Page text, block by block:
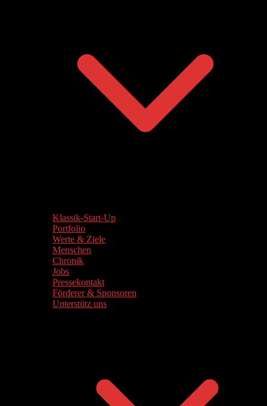
Klassik-Start-Up
Portfolio
Werte & Ziele
Menschen
Chronik
Jobs
Pressekontakt
Förderer & Sponsoren
Unterstütz uns